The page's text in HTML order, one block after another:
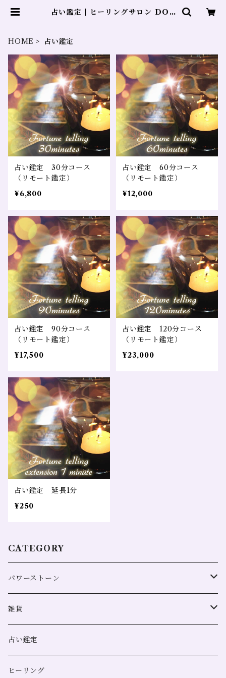
占い鑑定 | ヒーリングサロン DOL
HOME 占い鑑定
占い鑑定 30分コース
（リモート鑑定）
¥6,800
占い鑑定 60分コース
（リモート鑑定）
¥12,000
占い鑑定 90分コース
（リモート鑑定）
¥17,500
占い鑑定 120分コース
（リモート鑑定）
¥23,000
占い鑑定 延長1分
¥250
CATEGORY
パワーストーン
全体運
恋愛
金運
雑貨
浄化用
スマッジングミスト
占い鑑定
ヒーリング